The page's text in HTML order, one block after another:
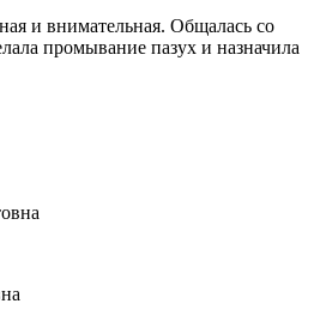
и внимательная. Общалась со
промывание пазух и назначила